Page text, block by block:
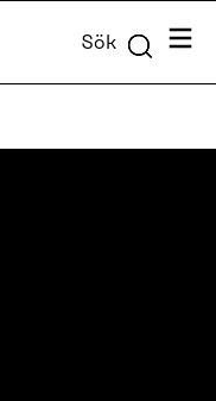
Sök Meny